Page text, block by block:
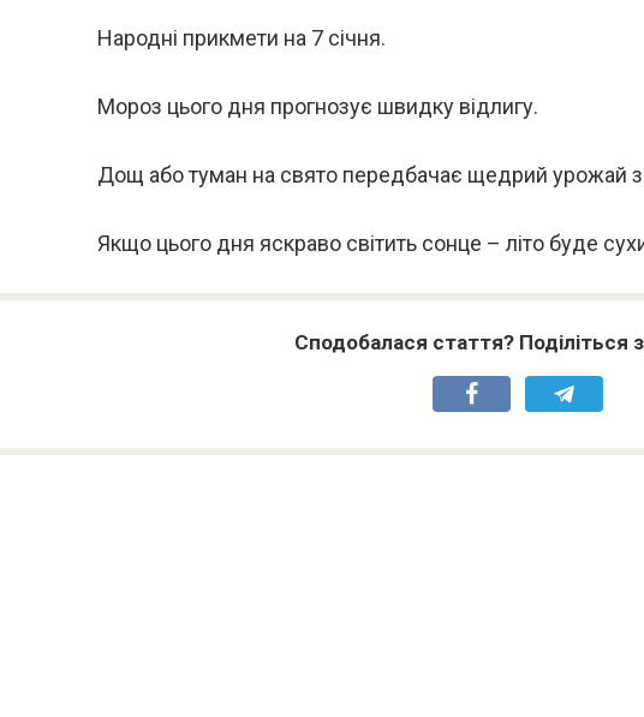
Народні прикмети на 7 січня.
Мороз цього дня прогнозує швидку відлигу.
Дощ або туман на свято передбачає щедрий урожай
Якщо цього дня яскраво світить сонце – літо буде
Сподобалася стаття? Поділіться